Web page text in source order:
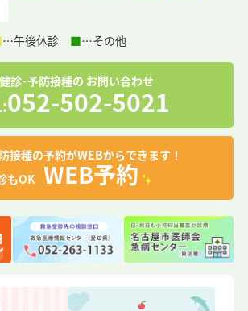
…午後休診 ■…その他
診･予防接種の お問い合わせ
052-502-5021
接種の予約がWEBからできます！
もOK WEB予約